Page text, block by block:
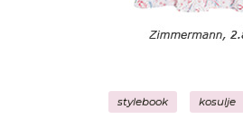
stylebook kosulje